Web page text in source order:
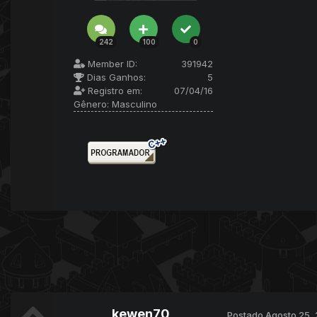
242 100 0
Member ID:
391942
Dias Ganhos:
5
Registro em:
07/04/16
Gênero: Masculino
kewen70 Postado Agosto 25,